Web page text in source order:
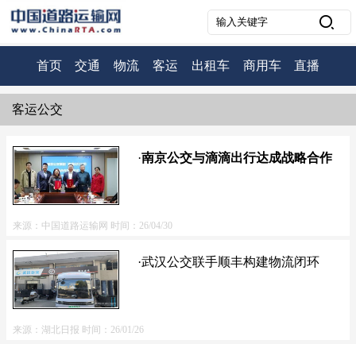
首页 交通 物流 客运 出租车 商用车 直播
客运公交
·南京公交与滴滴出行达成战略合作
来源：中国道路运输网 时间：26/04/30
·武汉公交联手顺丰构建物流闭环
来源：湖北日报 时间：26/01/26